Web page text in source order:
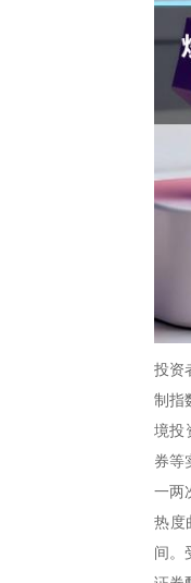
投资
制指
境投
券等
一两
热度
间。